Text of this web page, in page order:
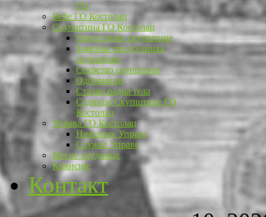
ГО
Веће ГО Костолац
Скупштина ГО Костолац
Председник скупштине
Заменик председника
скупштине
Секретар скупштине
Одборници
Стална радна тела
Седнице Скупштине ГО
Костолац
Управа ГО Костолац
Начелник Управе
Службе Управе
Месне заједнице
Комисије
Контакт